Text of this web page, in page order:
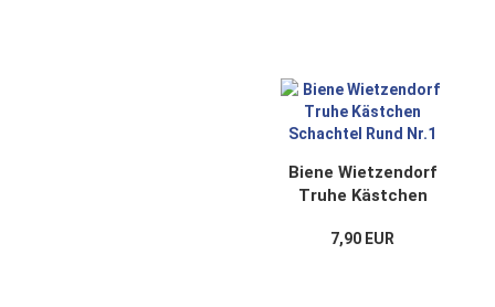
Biene Wietzendorf
Truhe Kästchen
Nr.1
7,90 EUR